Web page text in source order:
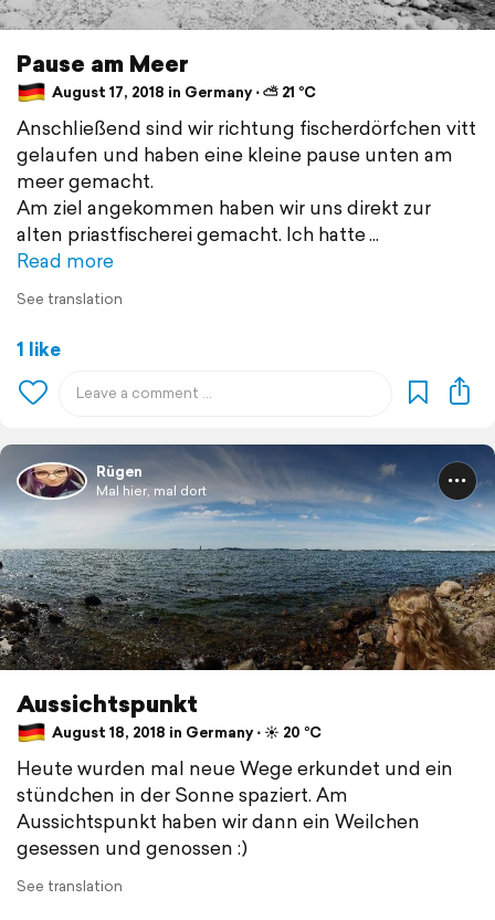
Pause am Meer
August 17, 2018 in Germany ⋅ ⛅ 21 °C
Anschließend sind wir richtung fischerdörfchen vitt
gelaufen und haben eine kleine pause unten am
meer gemacht.
Am ziel angekommen haben wir uns direkt zur
alten priastfischerei gemacht. Ich hatte
Read more
See translation
1 like
Rügen
Mal hier, mal dort
Aussichtspunkt
August 18, 2018 in Germany ⋅ ☀️ 20 °C
Heute wurden mal neue Wege erkundet und ein
stündchen in der Sonne spaziert. Am
Aussichtspunkt haben wir dann ein Weilchen
gesessen und genossen :)
See translation